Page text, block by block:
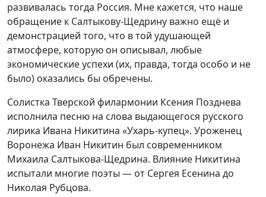
развивалась тогда Россия. Мне кажется, что наше
обращение к Салтыкову-Щедрину важно ещё и
демонстрацией того, что в той удушающей
атмосфере, которую он описывал, любые
экономические успехи (их, правда, тогда особо и не
было) оказались бы обречены.
Солистка Тверской филармонии Ксения Позднева
исполнила песню на слова выдающегося русского
лирика Ивана Никитина «Ухарь-купец». Уроженец
Воронежа Иван Никитин был современником
Михаила Салтыкова-Щедрина. Влияние Никитина
испытали многие поэты — от Сергея Есенина до
Николая Рубцова.